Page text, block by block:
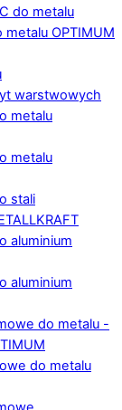
do metalu
metalu OPTIMUM
warstwowych
metalu
metalu
stali
aluminium
aluminium
do metalu -
do metalu